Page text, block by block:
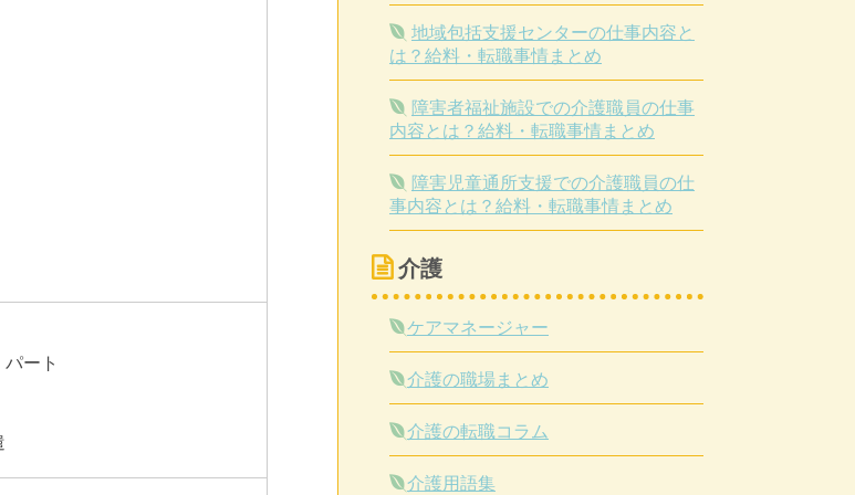
ート
地域包括支援センターの仕事内容と
は？給料・転職事情まとめ
障害者福祉施設での介護職員の仕事
内容とは？給料・転職事情まとめ
障害児童通所支援での介護職員の仕
事内容とは？給料・転職事情まとめ
介護
ケアマネージャー
介護の職場まとめ
介護の転職コラム
介護用語集